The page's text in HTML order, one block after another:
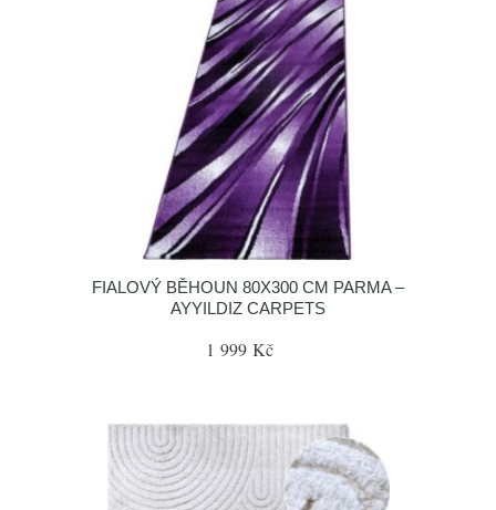
FIALOVÝ BĚHOUN 80X300 CM PARMA –
AYYILDIZ CARPETS
1 999 Kč